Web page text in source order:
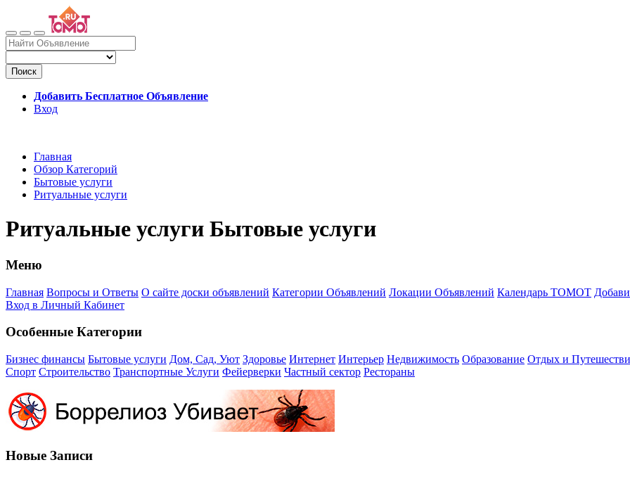
Поиск
Добавить Бесплатное Объявление
Вход
Главная
Обзор Категорий
Бытовые услуги
Ритуальные услуги
Ритуальные услуги Бытовые услуги
Меню
Главная Вопросы и Ответы О сайте доски объявлений Категории Объявлений Локации Объявлений Календарь ТОМОТ
Вход в Личный Кабинет
Особенные Категории
Бизнес финансы Бытовые услуги Дом, Сад, Уют Здоровье Интернет Интерьер Недвижимость Образование Отдых и
Спорт Строительство Транспортные Услуги Фейерверки Частный сектор Рестораны
Новые Записи